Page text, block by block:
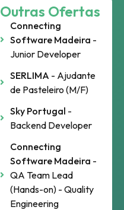
Outras Ofertas
Connecting
Software Madeira -
Junior Developer
SERLIMA - Ajudante
de Pasteleiro (M/F)
Sky Portugal -
Backend Developer
Connecting
Software Madeira -
QA Team Lead
(Hands-on) - Quality
Engineering